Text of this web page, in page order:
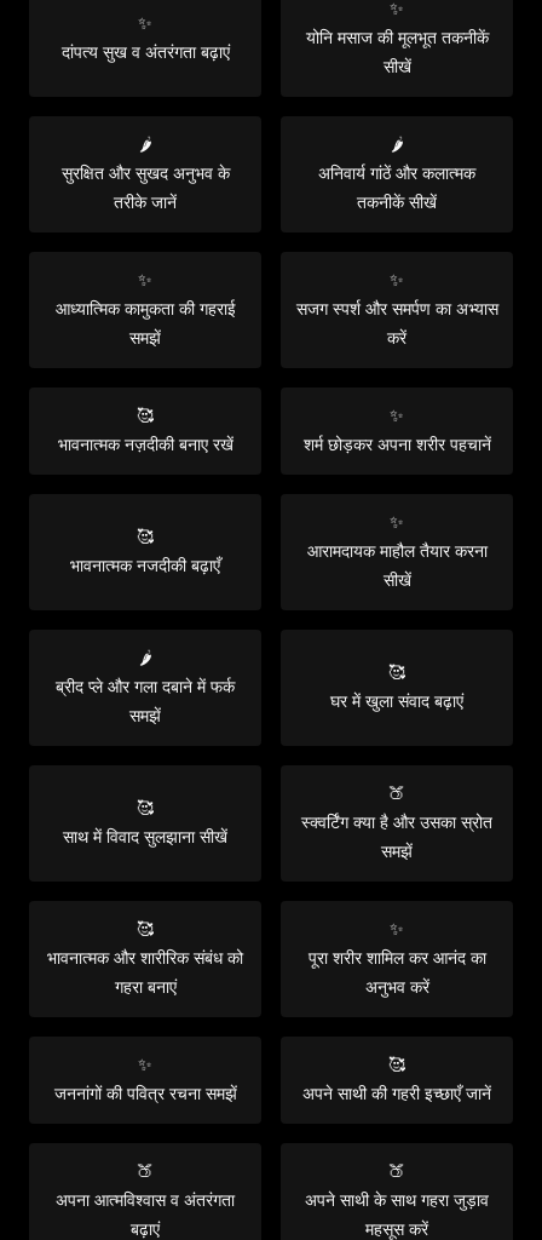
✨
दांपत्य सुख व अंतरंगता बढ़ाएं
✨
योनि मसाज की मूलभूत तकनीकें
सीखें
🌶️
सुरक्षित और सुखद अनुभव के
तरीके जानें
🌶️
अनिवार्य गांठें और कलात्मक
तकनीकें सीखें
✨
आध्यात्मिक कामुकता की गहराई
समझें
✨
सजग स्पर्श और समर्पण का अभ्यास
करें
🥰
भावनात्मक नज़दीकी बनाए रखें
✨
शर्म छोड़कर अपना शरीर पहचानें
🥰
भावनात्मक नजदीकी बढ़ाएँ
✨
आरामदायक माहौल तैयार करना
सीखें
🌶️
ब्रीद प्ले और गला दबाने में फर्क
समझें
🥰
घर में खुला संवाद बढ़ाएं
🥰
साथ में विवाद सुलझाना सीखें
🍑
स्क्वर्टिंग क्या है और उसका स्रोत
समझें
🥰
भावनात्मक और शारीरिक संबंध को
गहरा बनाएं
✨
पूरा शरीर शामिल कर आनंद का
अनुभव करें
✨
जननांगों की पवित्र रचना समझें
🥰
अपने साथी की गहरी इच्छाएँ जानें
🍑
अपना आत्मविश्वास व अंतरंगता
बढ़ाएं
🍑
अपने साथी के साथ गहरा जुड़ाव
महसूस करें